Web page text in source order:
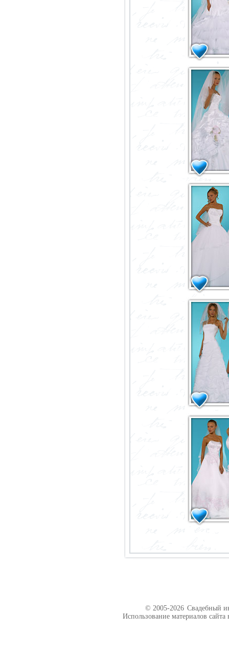
© 2005-2026 Свадебный
Использование материалов